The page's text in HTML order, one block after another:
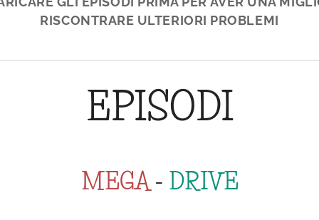
RISCONTRARE ULTERIORI PROBLEMI
EPISODI
MEGA - DRIVE